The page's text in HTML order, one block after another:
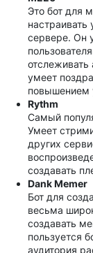
Это бот для
сервере. Он
отслеживать
умеет
повышением
Rythm
Самый
Умеет
других
создавать
Dank Memer
Бот для
весьма
создавать
пользуется
аудитория